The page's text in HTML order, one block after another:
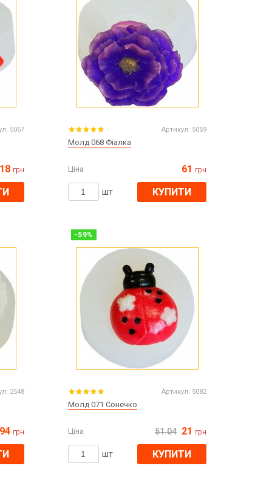
Тара косметична опт
Мильна основа оптом
Масло для мила оптом
8 березня
1 жовтня День захисників та захисниць
України
ЧОРНА П'ЯТНИЦЯ!!!
Хелловін (Halloween)
5067
18 грн
Артикул: 5059
Молд 068 Фіалка
Ціна 61 грн
шт КУПИТИ
2548
94 грн
- 59%
Артикул: 5082
Молд 071 Сонечко
Ціна 51.04 21 грн
шт КУПИТИ